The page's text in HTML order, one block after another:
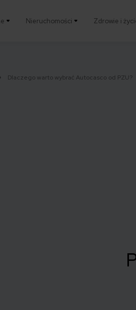
Nieruchomości Zdrowie i
Dlaczego warto wybrać Autocasco od PZU?